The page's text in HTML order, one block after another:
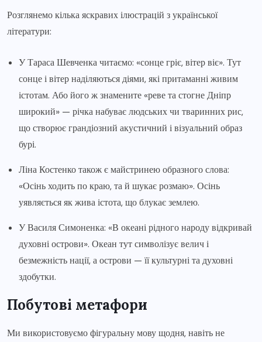
Розглянемо кілька яскравих ілюстрацій з української
літератури:
У Тараса Шевченка читаємо: «сонце гріє, вітер віє». Тут
сонце і вітер наділяються діями, які притаманні живим
істотам. Або його ж знамените «реве та стогне Дніпр
широкий» — річка набуває людських чи тваринних рис,
що створює грандіозний акустичний і візуальний образ
бурі.
Ліна Костенко також є майстринею образного слова:
«Осінь ходить по краю, та й шукає розмаю». Осінь
уявляється як жива істота, що блукає землею.
У Василя Симоненка: «В океані рідного народу відкривай
духовні острови». Океан тут символізує велич і
безмежність нації, а острови — її культурні та духовні
здобутки.
Побутові метафори
Ми використовуємо фігуральну мову щодня, навіть не